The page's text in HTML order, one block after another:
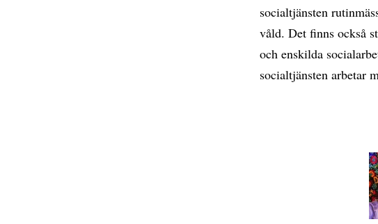
socialtjänsten
våld. Det finns också
och enskilda
socialtjänsten arbetar